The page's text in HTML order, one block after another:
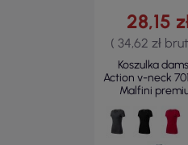
28,15
( 34,62 zł
Koszulka
Action v-neck
Malfini